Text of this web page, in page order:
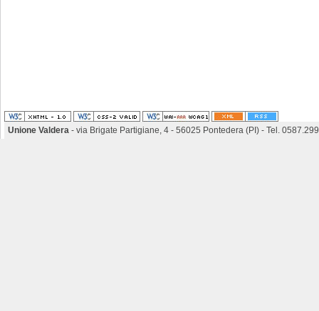
Unione Valdera - via Brigate Partigiane, 4 - 56025 Pontedera (PI) - Tel.